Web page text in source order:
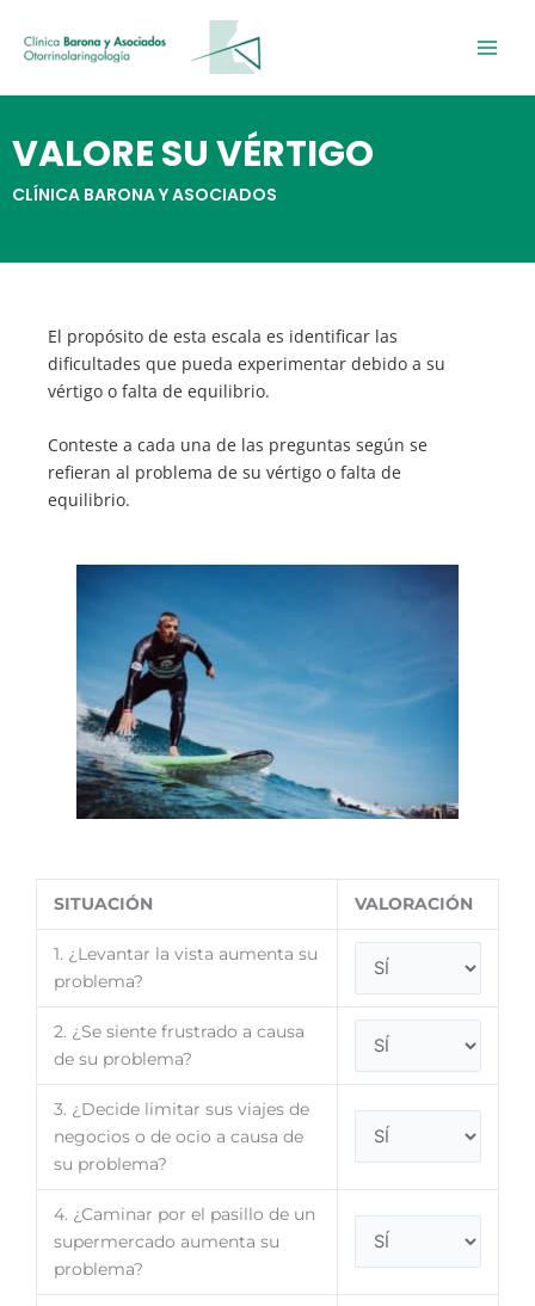
contenido
VALORE SU VÉRTIGO
CLÍNICA BARONA Y ASOCIADOS
El propósito de esta escala es identificar las
dificultades que pueda experimentar debido a su
vértigo o falta de equilibrio.
Conteste a cada una de las preguntas según se
refieran al problema de su vértigo o falta de
equilibrio.
SITUACIÓN VALORACIÓN
1. ¿Levantar la vista aumenta su
problema?
2. ¿Se siente frustrado a causa
de su problema?
3. ¿Decide limitar sus viajes de
negocios o de ocio a causa de
su problema?
4. ¿Caminar por el pasillo de un
supermercado aumenta su
problema?